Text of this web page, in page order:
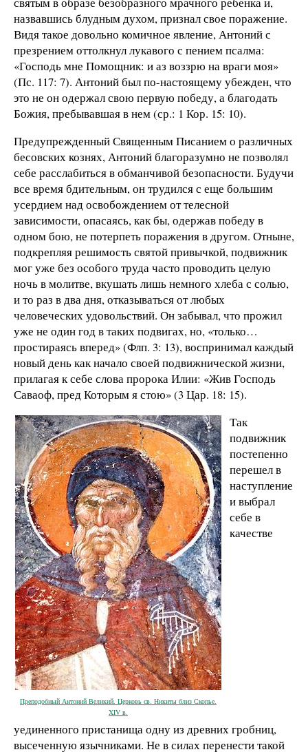
назвавшись блудным духом, признал свое поражение.
Видя такое довольно комичное явление, Антоний с
презрением оттолкнул лукавого с пением псалма:
«Господь мне Помощник: и аз воззрю на враги моя»
(Пс. 117: 7). Антоний был по-настоящему убежден, что
это не он одержал свою первую победу, а благодать
Божия, пребывавшая в нем (ср.: 1 Кор. 15: 10).
Предупрежденный Священным Писанием о различных
бесовских кознях, Антоний благоразумно не позволял
себе расслабиться в обманчивой безопасности. Будучи
все время бдительным, он трудился с еще большим
усердием над освобождением от телесной
зависимости, опасаясь, как бы, одержав победу в
одном бою, не потерпеть поражения в другом. Отныне,
подкрепляя решимость святой привычкой, подвижник
мог уже без особого труда часто проводить целую
ночь в молитве, вкушать лишь немного хлеба с солью,
и то раз в два дня, отказываться от любых
человеческих удовольствий. Он забывал, что прожил
уже не один год в таких подвигах, но, «только…
простираясь вперед» (Флп. 3: 13), воспринимал каждый
новый день как начало своей подвижнической жизни,
прилагая к себе слова пророка Илии: «Жив Господь
Саваоф, пред Которым я стою» (3 Цар. 18: 15).
Преподобный Антоний Великий. Церковь св. Никиты близ Скопье.
XIV в.
Так
подвижник
постепенно
перешел в
наступление
и выбрал
себе в
качестве
уединенного пристанища одну из древних гробниц,
высеченную язычниками. Не в силах перенести такой